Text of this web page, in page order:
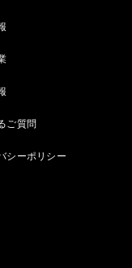
ご質問
シーポリシー